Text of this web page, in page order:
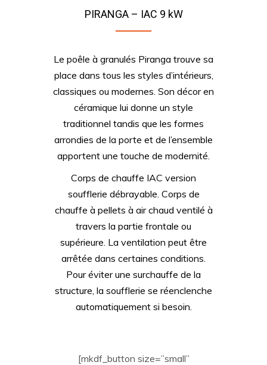
PIRANGA – IAC 9 kW
Le poêle à granulés Piranga trouve sa
place dans tous les styles d’intérieurs,
classiques ou modernes. Son décor en
céramique lui donne un style
traditionnel tandis que les formes
arrondies de la porte et de l’ensemble
apportent une touche de modernité.
Corps de chauffe IAC version
soufflerie débrayable. Corps de
chauffe à pellets à air chaud ventilé à
travers la partie frontale ou
supérieure. La ventilation peut être
arrêtée dans certaines conditions.
Pour éviter une surchauffe de la
structure, la soufflerie se réenclenche
automatiquement si besoin.
[mkdf_button size=”small”